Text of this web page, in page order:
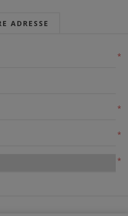
ADRESSE
*
*
*
*